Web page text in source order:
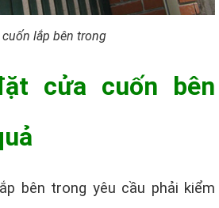
cuốn lắp bên trong
cửa cuốn bên
bên trong yêu cầu phải kiểm